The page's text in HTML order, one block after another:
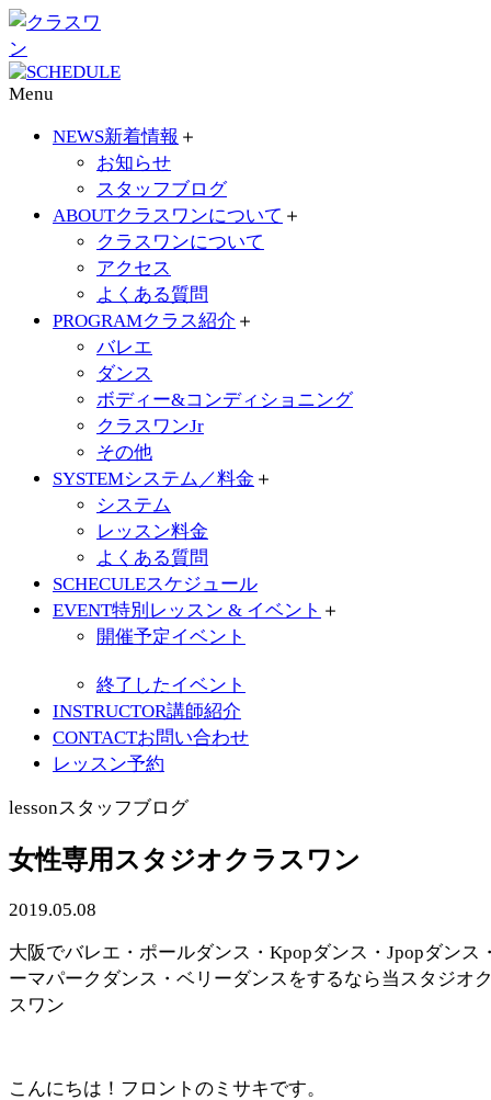
Menu
NEWS新着情報 ＋
お知らせ
スタッフブログ
ABOUTクラスワンについて ＋
クラスワンについて
アクセス
よくある質問
PROGRAMクラス紹介 ＋
バレエ
ダンス
ボディー&コンディショニング
クラスワンJr
その他
SYSTEMシステム／料金 ＋
システム
レッスン料金
よくある質問
SCHECULEスケジュール
EVENT特別レッスン & イベント ＋
開催予定イベント
終了したイベント
INSTRUCTOR講師紹介
CONTACTお問い合わせ
レッスン予約
lessonスタッフブログ
女性専用スタジオクラスワン
2019.05.08
大阪でバレエ・ポールダンス・Kpopダンス・Jpopダンス
ーマパークダンス・ベリーダンスをするなら当スタジオ
スワン
こんにちは！フロントのミサキです。